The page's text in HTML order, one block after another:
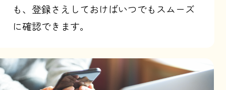
も、登録さえしておけばいつでもスムーズ
に確認できます。